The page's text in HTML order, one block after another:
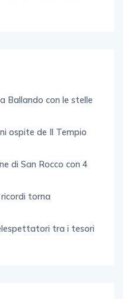
Ballando con le stelle
ospite de Il Tempio
di San Rocco con 4
torna
tra i tesori